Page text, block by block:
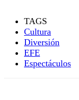
TAGS
Cultura
Diversión
EFE
Espectáculos